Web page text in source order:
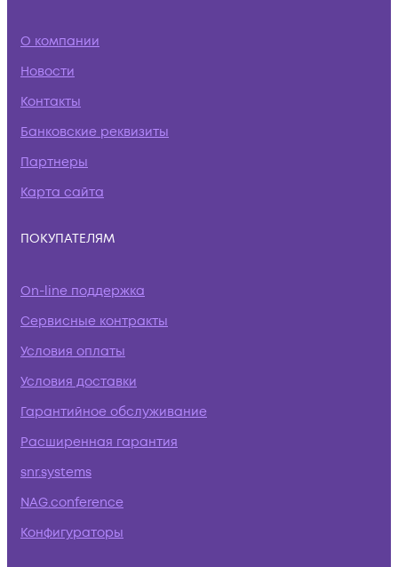
О компании
Новости
Контакты
Банковские реквизиты
Партнеры
Карта сайта
ПОКУПАТЕЛЯМ
On-line поддержка
Сервисные контракты
Условия оплаты
Условия доставки
Гарантийное обслуживание
Расширенная гарантия
snr.systems
NAG.conference
Конфигураторы